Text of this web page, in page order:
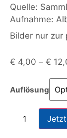
Quelle:
Aufnahme:
Bilder nur zur
€ 4,00 – €
Auflösung